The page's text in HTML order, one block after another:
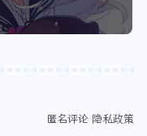
匿名评论 隐私政策